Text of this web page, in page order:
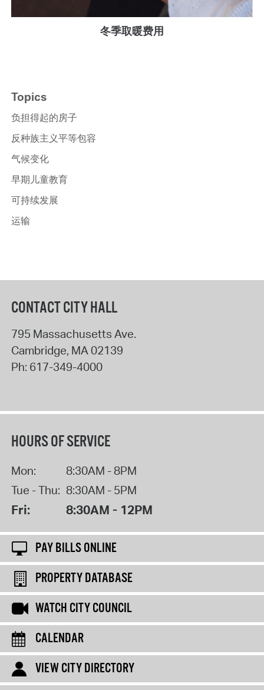
冬季取暖费用
Topics
负担得起的房子
反种族主义平等包容
气候变化
早期儿童教育
可持续发展
运输
CONTACT CITY HALL
795 Massachusetts Ave.
Cambridge, MA 02139
Ph: 617-349-4000
HOURS OF SERVICE
Mon:
8:30AM - 8PM
Tue - Thu: 8:30AM - 5PM
Fri: 8:30AM - 12PM
PAY BILLS ONLINE
PROPERTY DATABASE
WATCH CITY COUNCIL
CALENDAR
VIEW CITY DIRECTORY